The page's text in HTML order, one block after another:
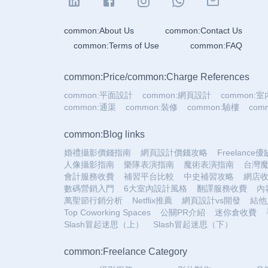
common:About Us
common:Contact Us
common:Terms of Use
common:FAQ
common:Price/common:Charge References
common:平面設計 common:網頁設計
common:室
common:通渠
common:裝修 common:驗樓
common:Blog links
婚禮攝影價錢指南 網頁設計價錢攻略
Freelance優
人像攝影指南
樂隊表演指南 魔術表演指南
台灣
會計服務收費
補習平台比較 中史補習攻略
網店
數碼營銷入門
6大室內設計風格 翻譯服務收費
內
萬聖節行銷分析
Netflix推薦 網頁設計vs開發
結
Top Coworking Spaces
公關PR介紹 迷你倉收費
Slash冒起迷思（上）
Slash冒起迷思（下）
common:Freelance Category